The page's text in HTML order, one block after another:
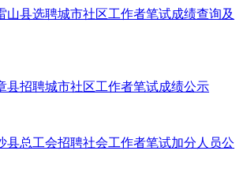
山县选聘城市社区工作者笔试成绩查询及
县招聘城市社区工作者笔试成绩公示
县总工会招聘社会工作者笔试加分人员公